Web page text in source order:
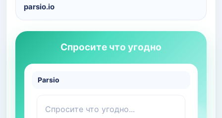
parsio.io
Спросите что угодно
Parsio
Спросите что угодно...